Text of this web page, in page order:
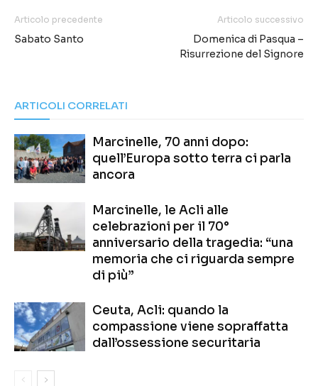
Articolo precedente
Sabato Santo
Articolo successivo
Domenica di Pasqua –
Risurrezione del Signore
ARTICOLI CORRELATI
Marcinelle, 70 anni dopo:
quell’Europa sotto terra ci parla
ancora
Marcinelle, le Acli alle
celebrazioni per il 70°
anniversario della tragedia: “una
memoria che ci riguarda sempre
di più”
Ceuta, Acli: quando la
compassione viene sopraffatta
dall’ossessione securitaria